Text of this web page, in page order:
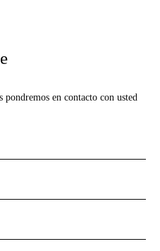
en contacto con usted